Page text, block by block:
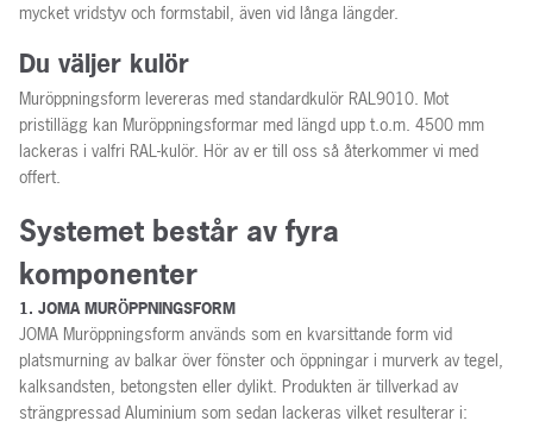
mycket vridstyv och formstabil, även vid långa längder.
Du väljer kulör
Muröppningsform levereras med standardkulör RAL9010. Mot
pristillägg kan Muröppningsformar med längd upp t.o.m. 4500 mm
lackeras i valfri RAL-kulör. Hör av er till oss så återkommer vi med
offert.
Systemet består av fyra
komponenter
1. JOMA MURÖPPNINGSFORM
JOMA Muröppningsform används som en kvarsittande form vid
platsmurning av balkar över fönster och öppningar i murverk av tegel,
kalksandsten, betongsten eller dylikt. Produkten är tillverkad av
strängpressad Aluminium som sedan lackeras vilket resulterar i: